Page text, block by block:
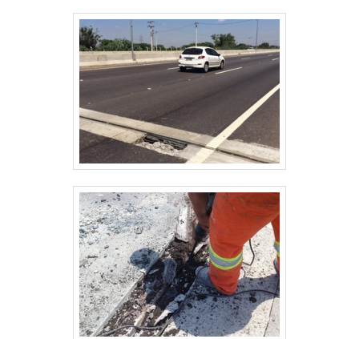
ou podem possuir acessórios de
compressão para a ligação com
tubos de cobre.Quando uma válvula